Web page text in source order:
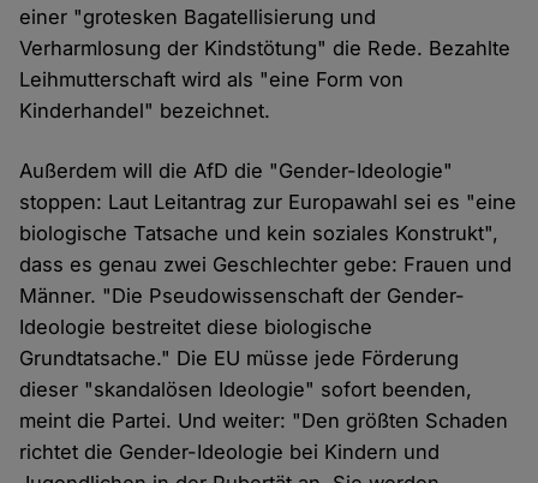
einer "grotesken Bagatellisierung und
Verharmlosung der Kindstötung" die Rede. Bezahlte
Leihmutterschaft wird als "eine Form von
Kinderhandel" bezeichnet.
Außerdem will die AfD die "Gender-Ideologie"
stoppen: Laut Leitantrag zur Europawahl sei es "eine
biologische Tatsache und kein soziales Konstrukt",
dass es genau zwei Geschlechter gebe: Frauen und
Männer. "Die Pseudowissenschaft der Gender-
Ideologie bestreitet diese biologische
Grundtatsache." Die EU müsse jede Förderung
dieser "skandalösen Ideologie" sofort beenden,
meint die Partei. Und weiter: "Den größten Schaden
richtet die Gender-Ideologie bei Kindern und